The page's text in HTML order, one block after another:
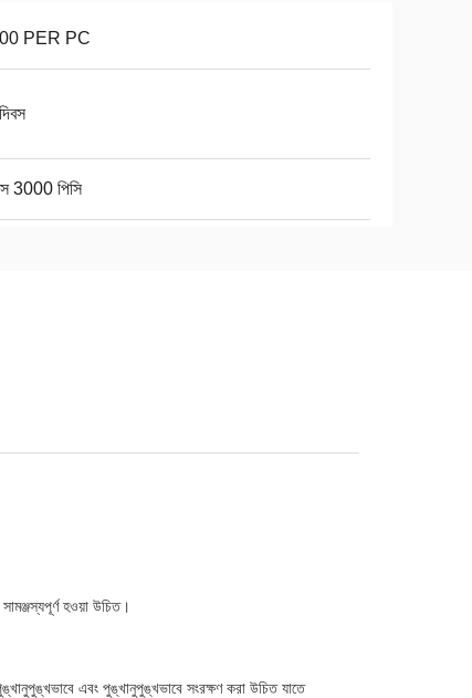
PER PC
3000 পিসি
হওয়া উচিত।
এবং পুঙ্খানুপুঙ্খভাবে সংরক্ষণ করা উচিত যাতে